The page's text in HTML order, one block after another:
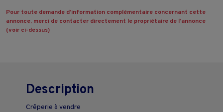
Pour toute demande d’information complémentaire concernant cette
annonce, merci de contacter directement le propriétaire de l’annonce
(voir ci-dessus)
Description
Crêperie à vendre